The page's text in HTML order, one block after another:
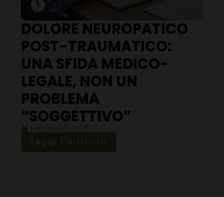
DOLORE NEUROPATICO
POST-TRAUMATICO:
UNA SFIDA MEDICO-
LEGALE, NON UN
PROBLEMA
“SOGGETTIVO”
Leggi l'articolo